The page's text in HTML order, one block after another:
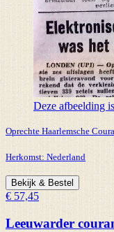
Deze afbeelding
Oprechte Haarlemsche
Herkomst: Nederland
Bekijk & Bestel
€ 57,45
Leeuwarder